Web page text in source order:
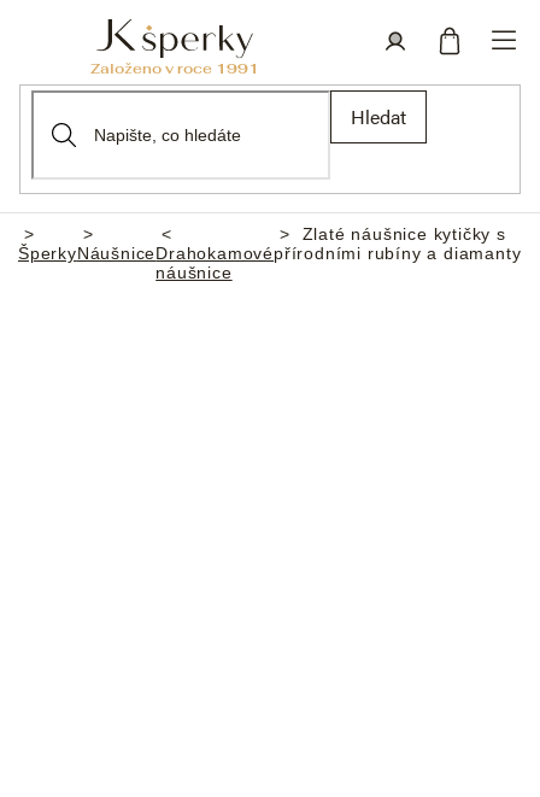
Hledat
Domů
ŠperkyNáušniceDrahokamové
náušnice
Zlaté náušnice kytičky s
přírodními rubíny a diamanty